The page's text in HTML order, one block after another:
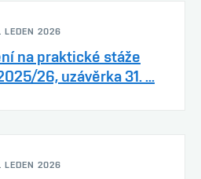
LEDEN 2026
na praktické stáže
26, uzávěrka 31. ...
LEDEN 2026